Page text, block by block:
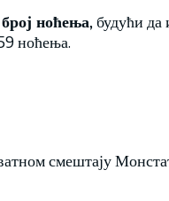
број ноћења, будући да
ноћења.
смештају